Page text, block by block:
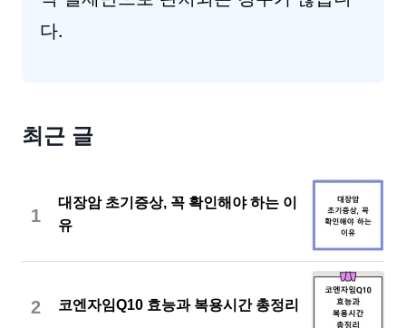
다.
최근 글
1
대장암 초기증상, 꼭 확인해야 하는 이
유
2 코엔자임Q10 효능과 복용시간 총정리